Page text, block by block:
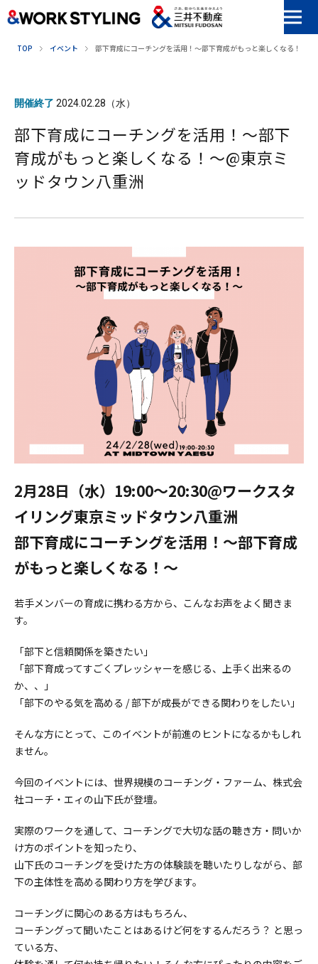
TOP イベント 部下育成にコーチングを活用！～部下育成がもっと楽しくなる！～
開催終了 2024.02.28（水）
部下育成にコーチングを活用！～部下
育成がもっと楽しくなる！～@東京ミ
ッドタウン八重洲
2月28日（水）19:00〜20:30@ワークスタ
イリング東京ミッドタウン八重洲
部下育成にコーチングを活用！～部下育成
がもっと楽しくなる！～
若手メンバーの育成に携わる方から、こんなお声をよく聞きま
す。
「部下と信頼関係を築きたい」
「部下育成ってすごくプレッシャーを感じる、上手く出来るの
か、、」
「部下のやる気を高める / 部下が成長ができる関わりをしたい」
そんな方にとって、このイベントが前進のヒントになるかもしれ
ません。
今回のイベントには、世界規模のコーチング・ファーム、株式会
社コーチ・エィの山下氏が登壇。
実際のワークを通して、コーチングで大切な話の聴き方・問いか
け方のポイントを知ったり、
山下氏のコーチングを受けた方の体験談を聴いたりしながら、部
下の主体性を高める関わり方を学びます。
コーチングに関心のある方はもちろん、
コーチングって聞いたことはあるけど何をするんだろう？ と思っ
ている方、